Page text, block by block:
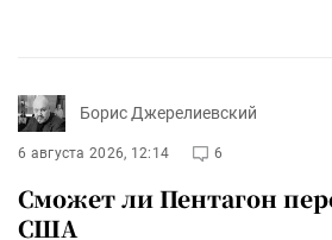
Борис Джерелиевский
6 августа 2026, 12:14 6
Сможет ли Пентагон
США